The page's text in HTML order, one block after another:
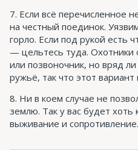
Если всё перечисленное
на честный поединок.
горло. Если под рукой есть
— цельтесь туда. Охотники
или позвоночник, но вряд
ружьё, так что этот
Ни в коем случае не
землю. Так у вас будет хоть
выживание и сопротивление.